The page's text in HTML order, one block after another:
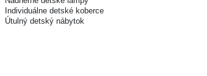
Individuálne detské koberce
Útulný detský nábytok